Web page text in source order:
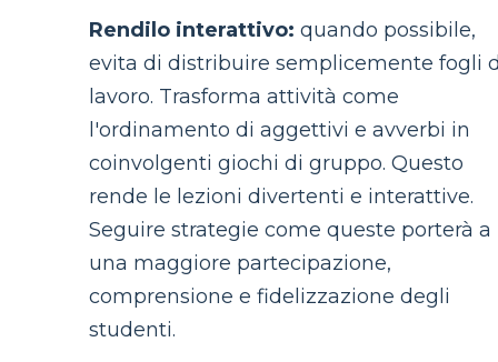
Rendilo interattivo: quando possibile,
evita di distribuire semplicemente fogli
lavoro. Trasforma attività come
l'ordinamento di aggettivi e avverbi in
coinvolgenti giochi di gruppo. Questo
rende le lezioni divertenti e interattive.
Seguire strategie come queste porterà a
una maggiore partecipazione,
comprensione e fidelizzazione degli
studenti.